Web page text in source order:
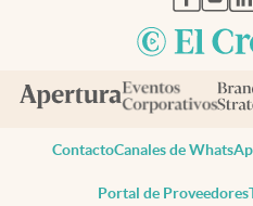
ContactoCanales de
Portal de Proveedores